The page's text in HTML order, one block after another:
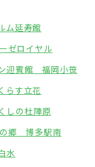
ム延寿館
ゼロイヤル
迎賓館 福岡小笹
らす立花
しの杜陣原
郷 博多駅南
水